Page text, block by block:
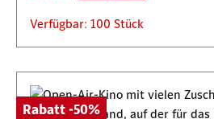
Verfügbar: 100 Stück
Rabatt -50%